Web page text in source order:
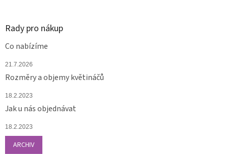
Rady pro nákup
Co nabízíme
21.7.2026
Rozměry a objemy květináčů
18.2.2023
Jak u nás objednávat
18.2.2023
ARCHIV